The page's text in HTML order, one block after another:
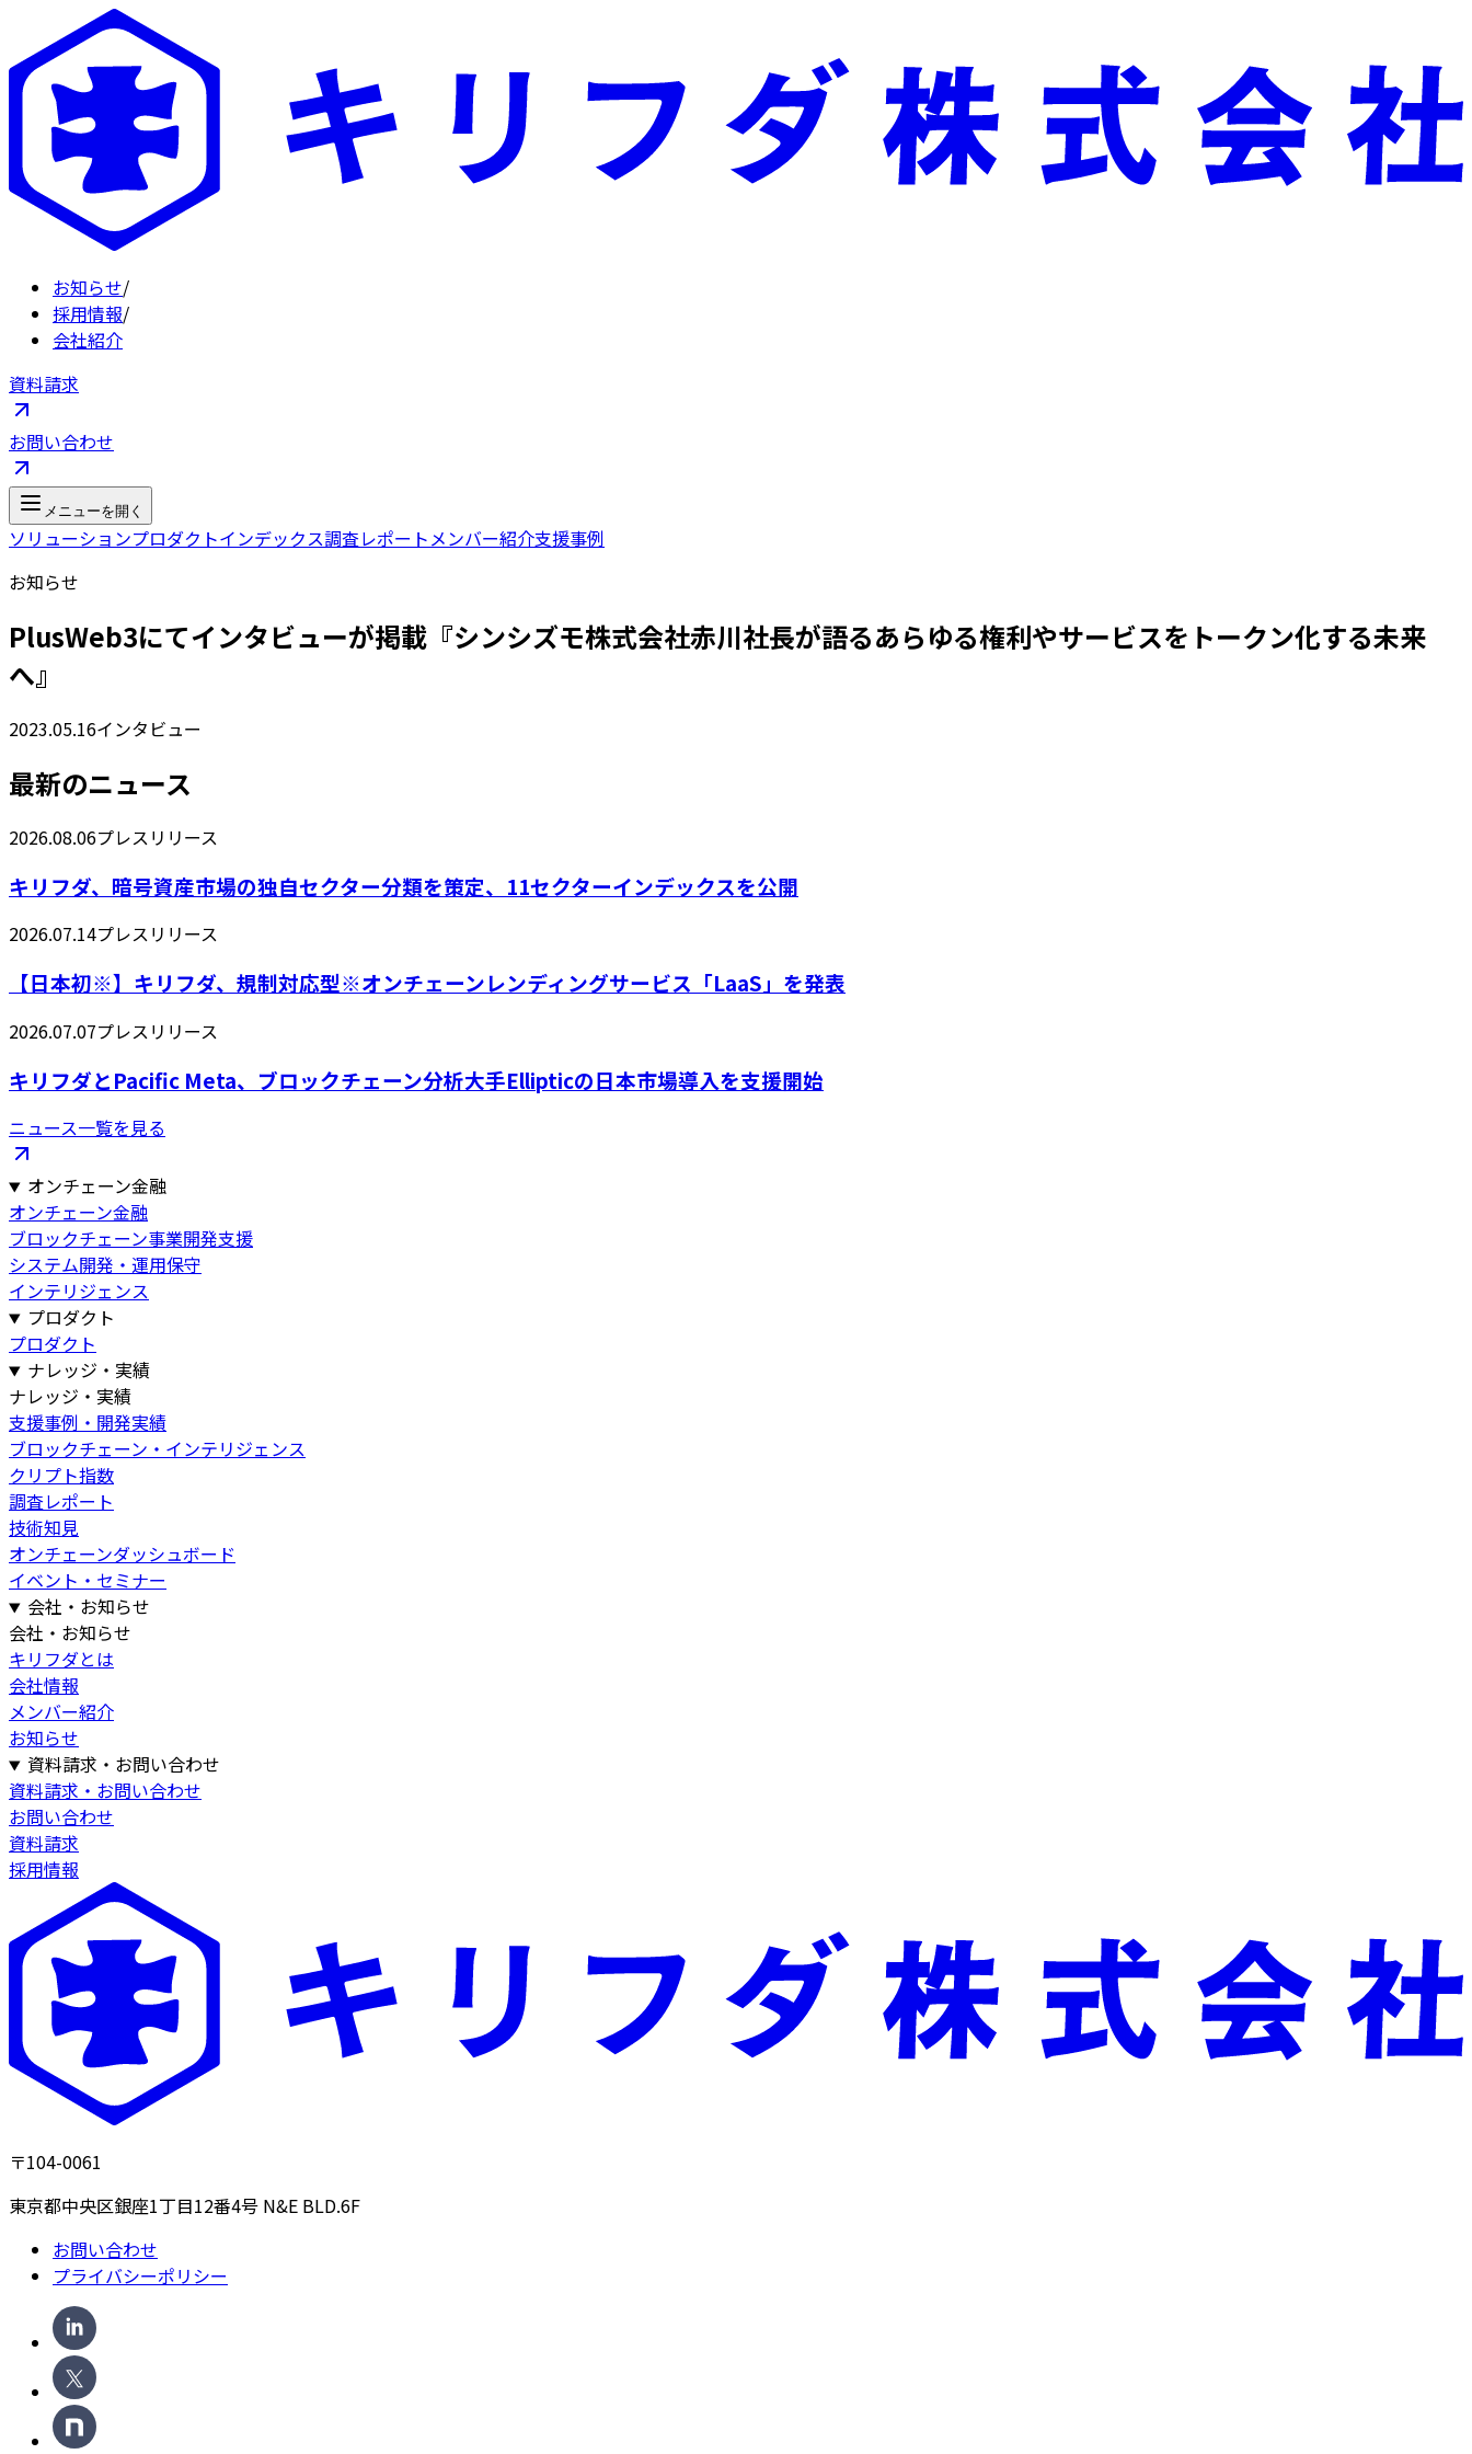
お知らせ/
採用情報/
会社紹介
資料請求
お問い合わせ
メニューを開く
ソリューションプロダクトインデックス調査レポートメンバー紹介支援事例
お知らせ
PlusWeb3にてインタビューが掲載『シンシズモ株式会社赤川社長が語るあらゆる権利やサービスをトークン化する未来
へ』
2023.05.16インタビュー
最新のニュース
2026.08.06プレスリリース
キリフダ、暗号資産市場の独自セクター分類を策定、11セクターインデックスを公開
2026.07.14プレスリリース
【日本初※】キリフダ、規制対応型※オンチェーンレンディングサービス「LaaS」を発表
2026.07.07プレスリリース
キリフダとPacific Meta、ブロックチェーン分析大手Ellipticの日本市場導入を支援開始
ニュース一覧を見る
オンチェーン金融
オンチェーン金融
ブロックチェーン事業開発支援
システム開発・運用保守
インテリジェンス
プロダクト
プロダクト
ナレッジ・実績
ナレッジ・実績
支援事例・開発実績
ブロックチェーン・インテリジェンス
クリプト指数
調査レポート
技術知見
オンチェーンダッシュボード
イベント・セミナー
会社・お知らせ
会社・お知らせ
キリフダとは
会社情報
メンバー紹介
お知らせ
資料請求・お問い合わせ
資料請求・お問い合わせ
お問い合わせ
資料請求
採用情報
〒104-0061
東京都中央区銀座1丁目12番4号 N&E BLD.6F
お問い合わせ
プライバシーポリシー